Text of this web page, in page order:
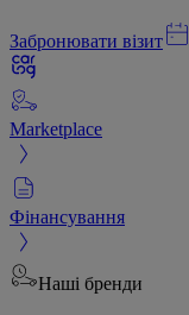
Забронювати візит
Marketplace
Фінансування
Наші бренди